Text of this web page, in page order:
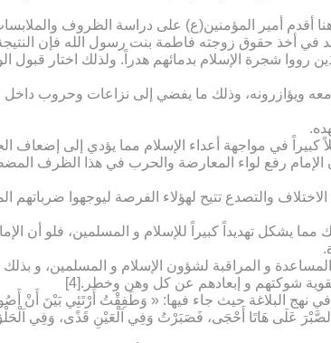
أقدم أمیر المؤمنین(ع) على دراسة الظروف
في أخذ حقوق زوجته فاطمة بنت رسول الله فإن
رووا شجرة الإسلام بدمائهم هدراً. ولذلك اختار قبول
ویؤازرونه، وذلك ما یفضي إلى نزاعات وحروب داخل
في مواجهة أعداء الإسلام مما یؤدي إلى إضعاف
ولو أن الإمام رفع لواء المعارضة والحرب في هذا الظرف
والتصدع تتیح لهؤلاء الفرصة لیوجهوا ضرباتهم
یشکل تهدیداً کبیراً للإسلام و المسلمین، فلو أن
و المراقبة لشؤون الإسلام و المسلمین، و
شوکتهم و إبعادهم عن کل وهن وخطر.[4]
حزنه وألمه المتسبب عن سکوته بلغة أخرى وذلك في خطبته الشقشقیة[5] المثبتة في نهج البلاغة حیث جاء فیها: «
عَلَى هَاتَا أَحْجَى، فَصَبَرْتُ وَفِي اَلْعَیْنِ قَذًى، وَفِي